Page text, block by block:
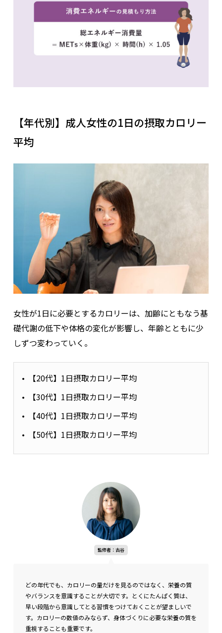
【年代別】成人女性の1日の摂取カロリー
平均
女性が1日に必要とするカロリーは、加齢にともなう基
礎代謝の低下や体格の変化が影響し、年齢とともに少
しずつ変わっていく。
【20代】1日摂取カロリー平均
【30代】1日摂取カロリー平均
【40代】1日摂取カロリー平均
【50代】1日摂取カロリー平均
監修者：古谷
どの年代でも、カロリーの量だけを見るのではなく、栄養の質
やバランスを意識することが大切です。とくにたんぱく質は、
早い段階から意識してとる習慣をつけておくことが望ましいで
す。カロリーの数値のみならず、身体づくりに必要な栄養の質を
重視することも重要です。